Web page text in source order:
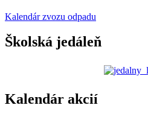
Kalendár zvozu odpadu
Školská jedáleň
Kalendár akcií